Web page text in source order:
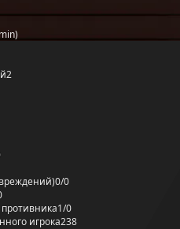
2
0/0
1/0
игрока238